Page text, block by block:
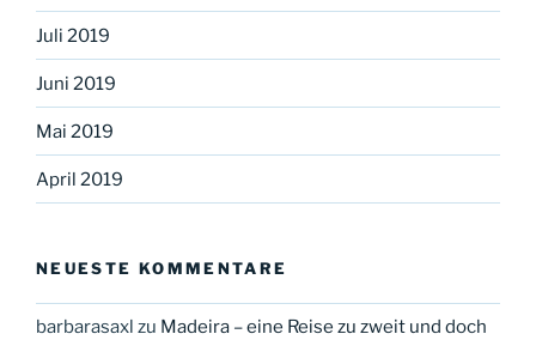
Juli 2019
Juni 2019
Mai 2019
April 2019
NEUESTE KOMMENTARE
barbarasaxl zu Madeira – eine Reise zu zweit und doch